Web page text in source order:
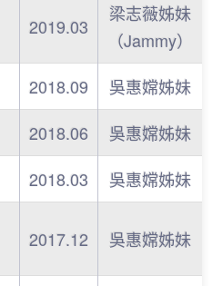
2019.03
梁志薇姊妹
（Jammy）
2018.09
吳惠嫦姊妹
2018.06
吳惠嫦姊妹
2018.03
吳惠嫦姊妹
2017.12 吳惠嫦姊妹